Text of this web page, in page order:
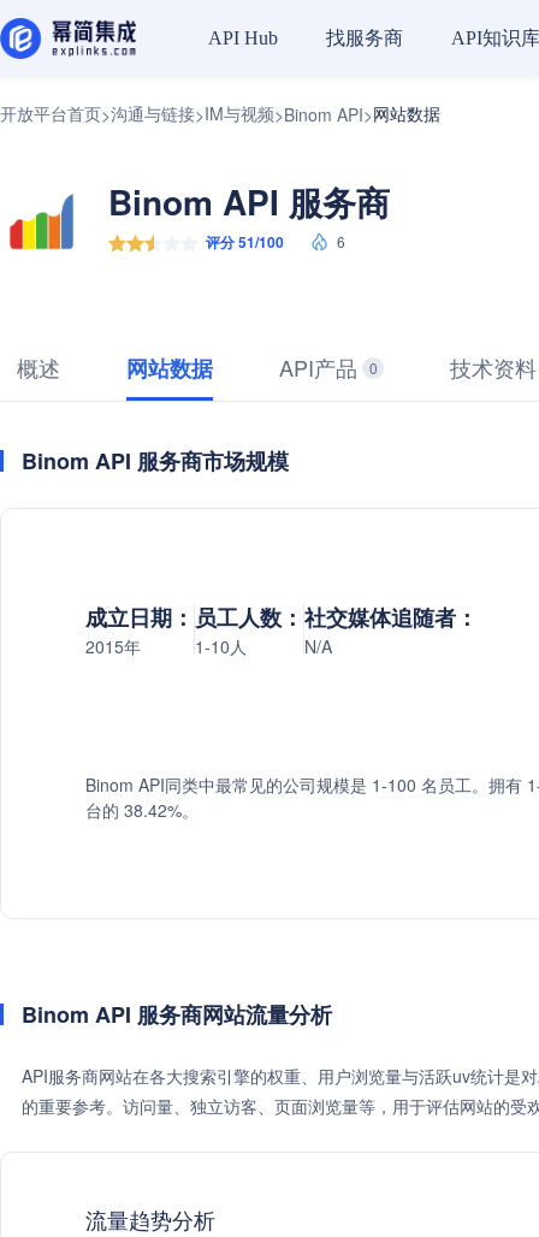
API Hub 找服务商 API知识库
开放平台首页>沟通与链接>IM与视频>Binom API>网站数据
Binom API 服务商
评分 51/100 6
概述 网站数据 API产品 0 技术资料
Binom API 服务商市场规模
成立日期：
2015年
员工人数：
1-10人
社交媒体追随者：
N/A
Binom API同类中最常见的公司规模是 1-100 名员工。拥有
台的 38.42%。
Binom API 服务商网站流量分析
API服务商网站在各大搜索引擎的权重、用户浏览量与活跃uv统计是
的重要参考。访问量、独立访客、页面浏览量等，用于评估网站的
流量趋势分析